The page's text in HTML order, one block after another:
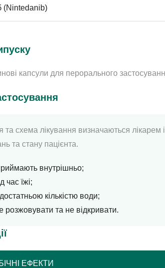
(Nintedanib)
капсули для перорального
та схема лікування визначаються лікарем
та стану пацієнта.
внутрішньо;
час їжі;
кількістю води;
розжовувати та не відкривати.
ЕФЕКТИ